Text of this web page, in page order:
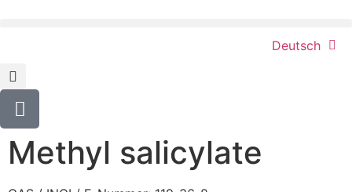
Deutsch
Methyl salicylate